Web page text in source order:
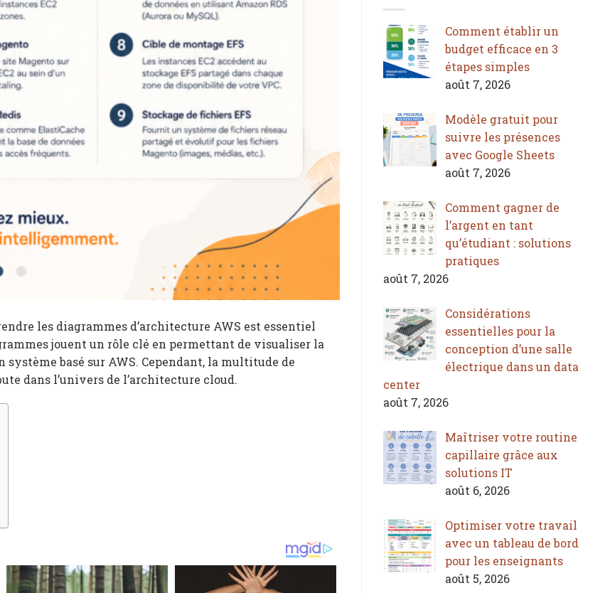
les diagrammes d’architecture AWS est essentiel
jouent un rôle clé en permettant de visualiser la
basé sur AWS. Cependant, la multitude de
dans l’univers de l’architecture cloud.
Comment établir un
budget efficace en 3
étapes simples
août 7, 2026
Modèle gratuit pour
suivre les présences
avec Google Sheets
août 7, 2026
Comment gagner de
l’argent en tant
qu’étudiant : solutions
pratiques
août 7, 2026
Considérations
essentielles pour la
conception d’une salle
électrique dans un data
center
août 7, 2026
Maîtriser votre routine
capillaire grâce aux
solutions IT
août 6, 2026
Optimiser votre travail
avec un tableau de bord
pour les enseignants
août 5, 2026